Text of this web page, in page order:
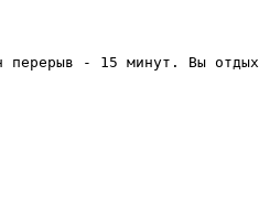
перерыв - 15 минут. Вы